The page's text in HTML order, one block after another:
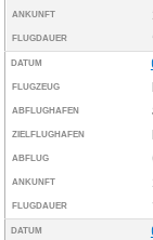
ANKUNFT
FLUGDAUER
DATUM
FLUGZEUG
ABFLUGHAFEN
ZIELFLUGHAFEN
ABFLUG
ANKUNFT
FLUGDAUER
DATUM